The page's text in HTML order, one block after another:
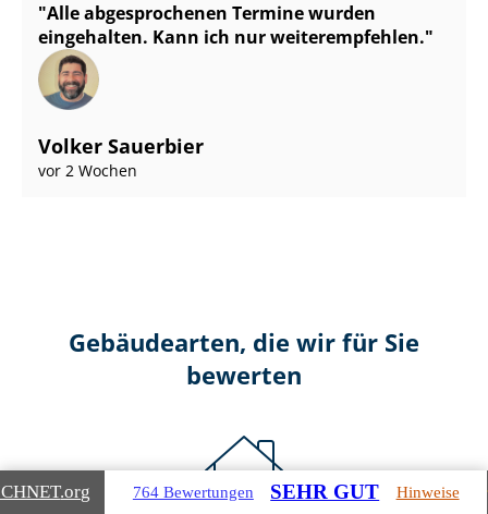
Alle abgesprochenen Termine wurden
eingehalten. Kann ich nur weiterempfehlen.
Volker Sauerbier
vor 2 Wochen
Gebäudearten, die wir für Sie
bewerten
.org 764 Bewertungen SEHR GUT Hinweise